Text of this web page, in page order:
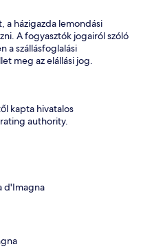
a házigazda lemondási
A fogyasztók jogairól szóló
a szállásfoglalási
meg az elállási jog.
kapta hivatalos
authority.
d'Imagna